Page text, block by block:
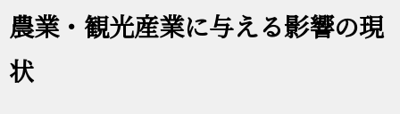
農業・観光産業に与える影響の現
状